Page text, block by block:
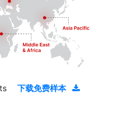
下载免费样本